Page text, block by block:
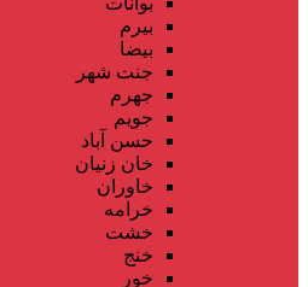
بیرم
بیضا
جنت شهر
جهرم
جویم
حسن آباد
خان زنیان
خاوران
خرامه
خشت
خنج
خور